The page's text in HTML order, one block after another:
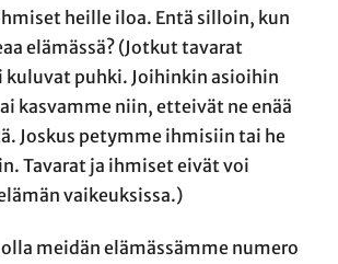
heille iloa. Entä silloin, kun
elämässä? (Jotkut tavarat
puhki. Joihinkin asioihin
kasvamme niin, etteivät ne enää
Joskus petymme ihmisiin tai he
Tavarat ja ihmiset eivät voi
vaikeuksissa.)
meidän elämässämme numero